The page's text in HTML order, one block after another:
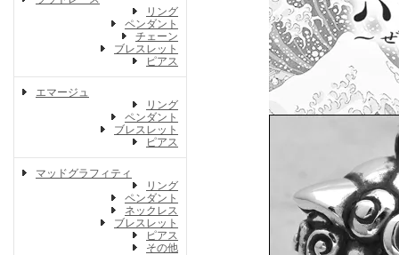
リング
ペンダント
チェーン
ブレスレット
ピアス
エマージュ
リング
ペンダント
ブレスレット
ピアス
マッドグラフィティ
リング
ペンダント
ネックレス
ブレスレット
ピアス
その他